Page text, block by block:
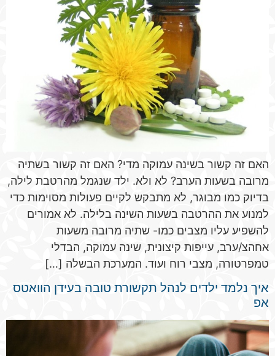
האם זה קשור בשינה עמוקה מדי? האם זה קשור בשתיה
מרובה בשעות הערב? לא ולא. ילד שנגמל מהרטבת לילה,
בדיוק כמו מבוגר, לא מתבקש לקיים פעולות מסוימות כדי
למנוע את ההרטבה בשעות השינה בלילה. לא אמורים
להשפיע עליו מצבים כמו- שתיה מרובה משעות
אחהצ/ערב, עייפות קיצונית, שינה עמוקה, הבדלי
טמפרטורה, מצבי רוח ועוד. המערכת הבשלה […]
איך נלמד ילדים לנהל תקשורת טובה בעידן הוואטס
אפ